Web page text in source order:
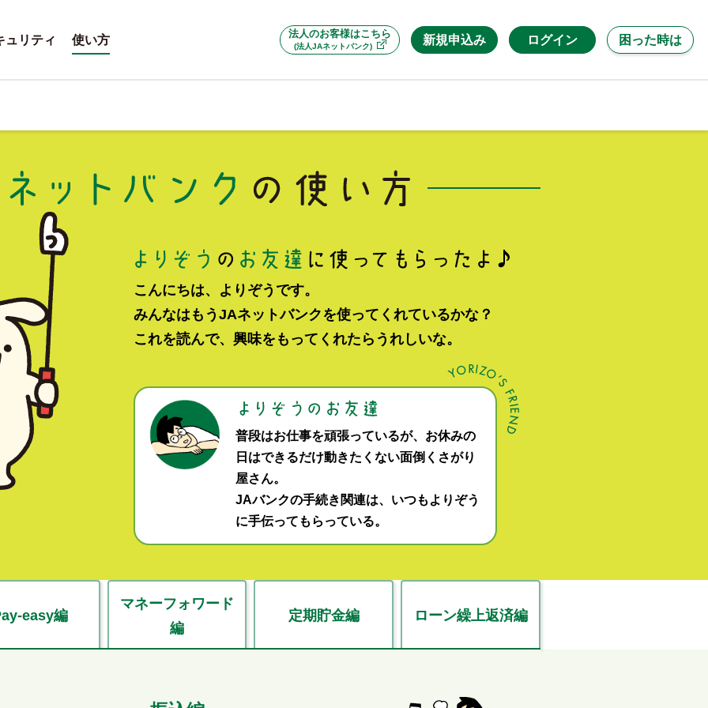
法人のお客様はこちら
(法人JAネットバンク) 新規申込み
ュリティ 使い方 ログイン 困った時は
こんにちは、よりぞうです。
みんなはもうJAネットバンクを使ってくれているかな？
これを読んで、興味をもってくれたらうれしいな。
普段はお仕事を頑張っているが、お休みの
日はできるだけ動きたくない面倒くさがり
屋さん。
JAバンクの手続き関連は、いつもよりぞう
に手伝ってもらっている。
easy編
マネーフォワード
編
定期貯金編 ローン繰上返済編